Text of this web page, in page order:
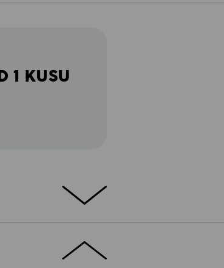
1 KUSU
cotton je skvělá volba,
triko. Kvalitní bavlněné
a i po častém nošení